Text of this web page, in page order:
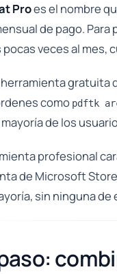
Proes el nombre
de pago.
veces al mes,
gratuita
como pdftk
mayoría de los
profesional
de Microsoft
sin ninguna